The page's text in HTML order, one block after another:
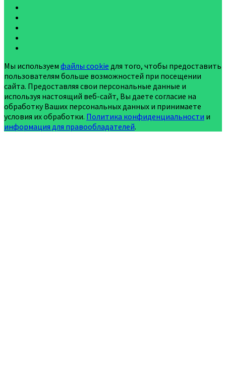
Мы используем файлы cookie для того, чтобы предоставить
пользователям больше возможностей при посещении
сайта. Предоставляя свои персональные данные и
используя настоящий веб-сайт, Вы даете согласие на
обработку Ваших персональных данных и принимаете
условия их обработки. Политика конфиденциальности и
информация для правообладателей.